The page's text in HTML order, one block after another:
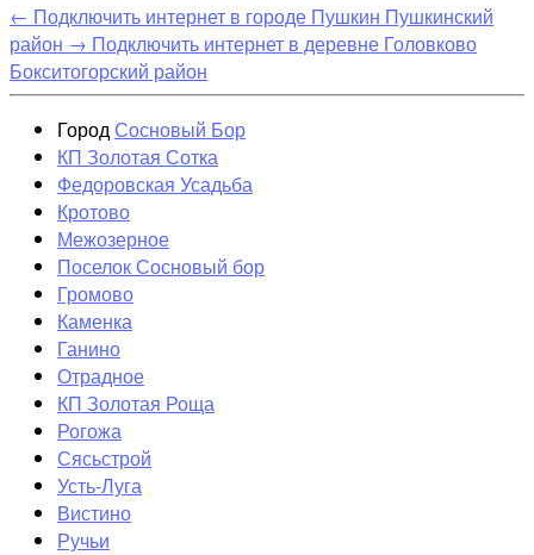
← Подключить интернет в городе Пушкин Пушкинский
район → Подключить интернет в деревне Головково
Бокситогорский район
ГородСосновый Бор
КП Золотая Сотка
Федоровская Усадьба
Кротово
Межозерное
Поселок Сосновый бор
Громово
Каменка
Ганино
Отрадное
КП Золотая Роща
Рогожа
Сясьстрой
Усть-Луга
Вистино
Ручьи